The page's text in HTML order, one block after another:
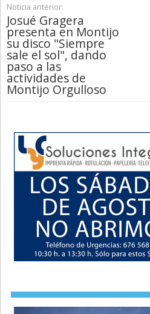
Noticia anterior:
Josué Gragera
presenta en Montijo
su disco "Siempre
sale el sol", dando
paso a las
actividades de
Montijo Orgulloso